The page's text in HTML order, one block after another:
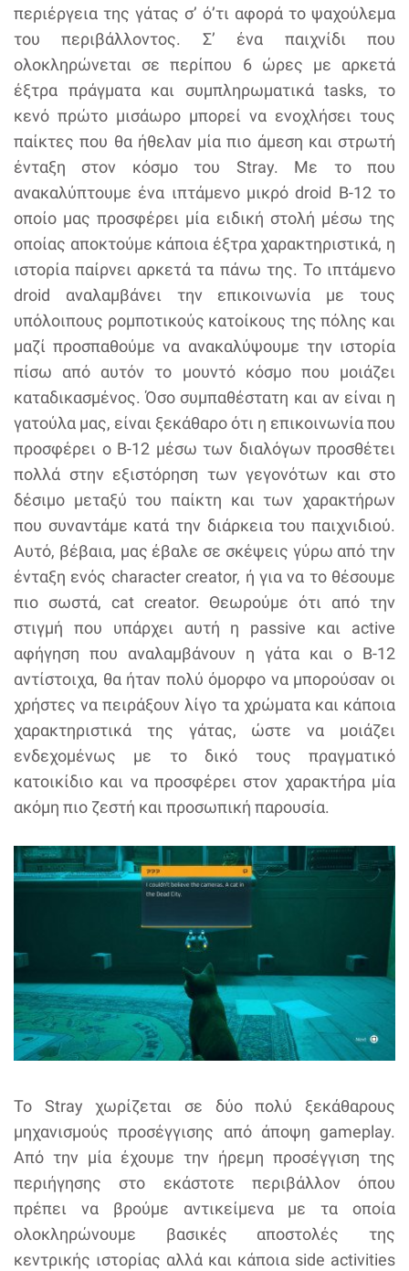
περιέργεια της γάτας σ’ ό’τι αφορά το ψαχούλεμα
του περιβάλλοντος. Σ’ ένα παιχνίδι που
ολοκληρώνεται σε περίπου 6 ώρες με αρκετά
έξτρα πράγματα και συμπληρωματικά tasks, το
κενό πρώτο μισάωρο μπορεί να ενοχλήσει τους
παίκτες που θα ήθελαν μία πιο άμεση και στρωτή
ένταξη στον κόσμο του Stray. Με το που
ανακαλύπτουμε ένα ιπτάμενο μικρό droid B-12 το
οποίο μας προσφέρει μία ειδική στολή μέσω της
οποίας αποκτούμε κάποια έξτρα χαρακτηριστικά, η
ιστορία παίρνει αρκετά τα πάνω της. Το ιπτάμενο
droid αναλαμβάνει την επικοινωνία με τους
υπόλοιπους ρομποτικούς κατοίκους της πόλης και
μαζί προσπαθούμε να ανακαλύψουμε την ιστορία
πίσω από αυτόν το μουντό κόσμο που μοιάζει
καταδικασμένος. Όσο συμπαθέστατη και αν είναι η
γατούλα μας, είναι ξεκάθαρο ότι η επικοινωνία που
προσφέρει ο B-12 μέσω των διαλόγων προσθέτει
πολλά στην εξιστόρηση των γεγονότων και στο
δέσιμο μεταξύ του παίκτη και των χαρακτήρων
που συναντάμε κατά την διάρκεια του παιχνιδιού.
Αυτό, βέβαια, μας έβαλε σε σκέψεις γύρω από την
ένταξη ενός character creator, ή για να το θέσουμε
πιο σωστά, cat creator. Θεωρούμε ότι από την
στιγμή που υπάρχει αυτή η passive και active
αφήγηση που αναλαμβάνουν η γάτα και ο B-12
αντίστοιχα, θα ήταν πολύ όμορφο να μπορούσαν οι
χρήστες να πειράξουν λίγο τα χρώματα και κάποια
χαρακτηριστικά της γάτας, ώστε να μοιάζει
ενδεχομένως με το δικό τους πραγματικό
κατοικίδιο και να προσφέρει στον χαρακτήρα μία
ακόμη πιο ζεστή και προσωπική παρουσία.
Το Stray χωρίζεται σε δύο πολύ ξεκάθαρους
μηχανισμούς προσέγγισης από άποψη gameplay.
Από την μία έχουμε την ήρεμη προσέγγιση της
περιήγησης στο εκάστοτε περιβάλλον όπου
πρέπει να βρούμε αντικείμενα με τα οποία
ολοκληρώνουμε βασικές αποστολές της
κεντρικής ιστορίας αλλά και κάποια side activities